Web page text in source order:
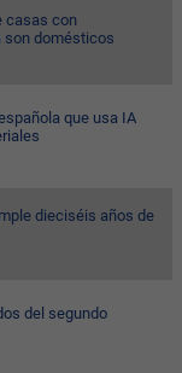
casas con
son domésticos
que usa IA
dieciséis años de
del segundo